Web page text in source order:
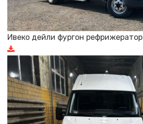
Ивеко дейли фургон рефрижератор